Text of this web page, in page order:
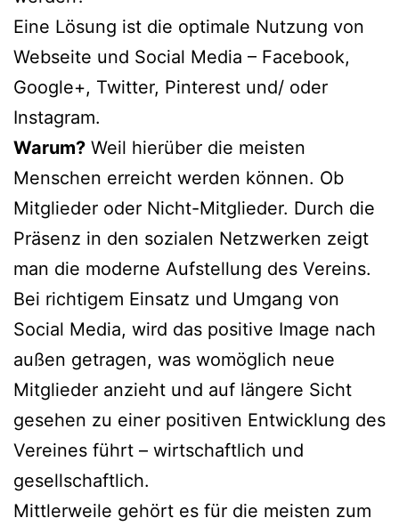
Eine Lösung ist die optimale Nutzung von
Webseite und Social Media – Facebook,
Google+, Twitter, Pinterest und/ oder
Instagram.
Warum? Weil hierüber die meisten
Menschen erreicht werden können. Ob
Mitglieder oder Nicht-Mitglieder. Durch die
Präsenz in den sozialen Netzwerken zeigt
man die moderne Aufstellung des Vereins.
Bei richtigem Einsatz und Umgang von
Social Media, wird das positive Image nach
außen getragen, was womöglich neue
Mitglieder anzieht und auf längere Sicht
gesehen zu einer positiven Entwicklung des
Vereines führt – wirtschaftlich und
gesellschaftlich.
Mittlerweile gehört es für die meisten zum